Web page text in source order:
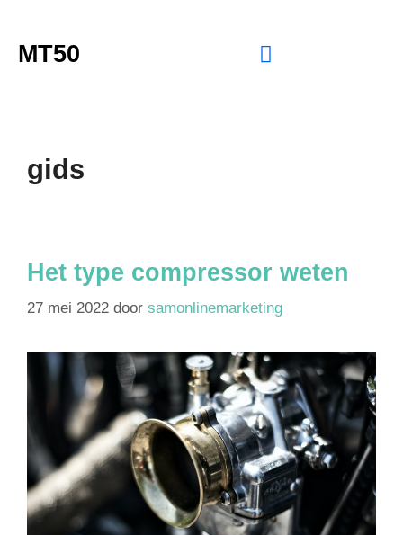
MT50
gids
Het type compressor weten
27 mei 2022 door samonlinemarketing